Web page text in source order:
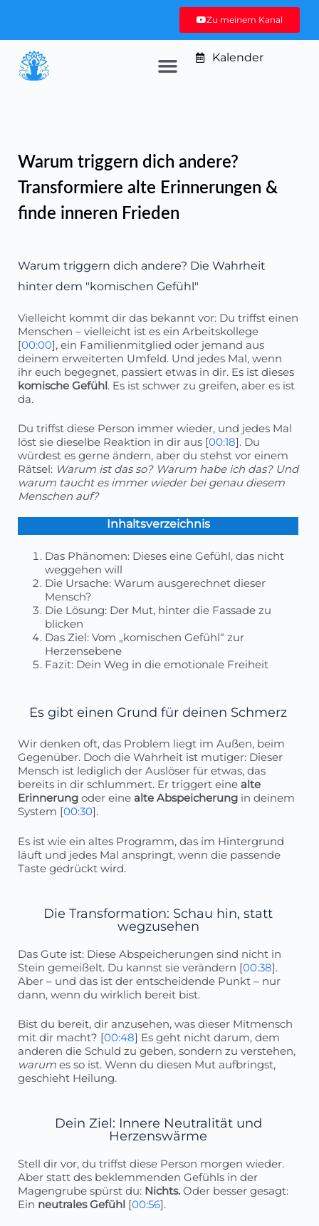
Zu meinem Kanal
Kalender
Warum triggern dich andere?
Transformiere alte Erinnerungen &
finde inneren Frieden
Warum triggern dich andere? Die Wahrheit
hinter dem "komischen Gefühl"
Vielleicht kommt dir das bekannt vor: Du triffst einen
Menschen – vielleicht ist es ein Arbeitskollege
[00:00], ein Familienmitglied oder jemand aus
deinem erweiterten Umfeld. Und jedes Mal, wenn
ihr euch begegnet, passiert etwas in dir. Es ist dieses
komische Gefühl. Es ist schwer zu greifen, aber es ist
da.
Du triffst diese Person immer wieder, und jedes Mal
löst sie dieselbe Reaktion in dir aus [00:18]. Du
würdest es gerne ändern, aber du stehst vor einem
Rätsel: Warum ist das so? Warum habe ich das? Und
warum taucht es immer wieder bei genau diesem
Menschen auf?
Inhaltsverzeichnis
Das Phänomen: Dieses eine Gefühl, das nicht
weggehen will
Die Ursache: Warum ausgerechnet dieser
Mensch?
Die Lösung: Der Mut, hinter die Fassade zu
blicken
Das Ziel: Vom „komischen Gefühl“ zur
Herzensebene
Fazit: Dein Weg in die emotionale Freiheit
Es gibt einen Grund für deinen Schmerz
Wir denken oft, das Problem liegt im Außen, beim
Gegenüber. Doch die Wahrheit ist mutiger: Dieser
Mensch ist lediglich der Auslöser für etwas, das
bereits in dir schlummert. Er triggert eine alte
Erinnerung oder eine alte Abspeicherung in deinem
System [00:30].
Es ist wie ein altes Programm, das im Hintergrund
läuft und jedes Mal anspringt, wenn die passende
Taste gedrückt wird.
Die Transformation: Schau hin, statt
wegzusehen
Das Gute ist: Diese Abspeicherungen sind nicht in
Stein gemeißelt. Du kannst sie verändern [00:38].
Aber – und das ist der entscheidende Punkt – nur
dann, wenn du wirklich bereit bist.
Bist du bereit, dir anzusehen, was dieser Mitmensch
mit dir macht? [00:48] Es geht nicht darum, dem
anderen die Schuld zu geben, sondern zu verstehen,
warum es so ist. Wenn du diesen Mut aufbringst,
geschieht Heilung.
Dein Ziel: Innere Neutralität und
Herzenswärme
Stell dir vor, du triffst diese Person morgen wieder.
Aber statt des beklemmenden Gefühls in der
Magengrube spürst du: Nichts. Oder besser gesagt:
Ein neutrales Gefühl [00:56].